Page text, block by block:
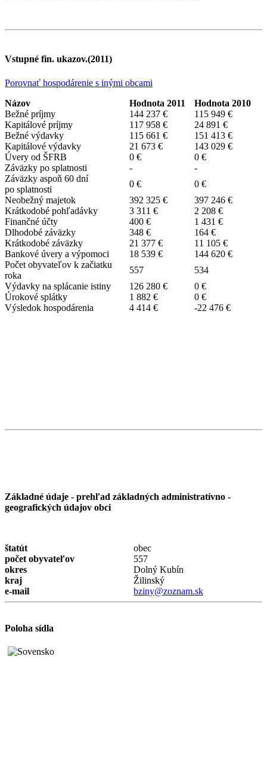
Vstupné fin. ukazov.(2011)
Porovnať hospodárenie s inými obcami
Názov
Hodnota 2011
Hodnota 2010
Bežné príjmy
144 237 €
115 949 €
Kapitálové príjmy
117 958 €
24 891 €
Bežné výdavky
115 661 €
151 413 €
Kapitálové výdavky
21 673 €
143 029 €
Úvery od ŠFRB
0 €
0 €
Záväzky po splatnosti
-
-
Záväzky aspoň 60 dní
po splatnosti
0 €
0 €
Neobežný majetok
392 325 €
397 246 €
Krátkodobé pohľadávky
3 311 €
2 208 €
Finančné účty
400 €
1 431 €
Dlhodobé záväzky
348 €
164 €
Krátkodobé záväzky
21 377 €
11 105 €
Bankové úvery a výpomoci
18 539 €
144 620 €
Počet obyvateľov k začiatku
roka
557
534
Výdavky na splácanie istiny
126 280 €
0 €
Úrokové splátky
1 882 €
0 €
Výsledok hospodárenia
4 414 € -22 476 €
Základné údaje - prehľad základných administratívno -
geografických údajov obci
štatút
obec
počet obyvateľov
557
okres
Dolný Kubín
kraj
Žilinský
e-mail
bziny@zoznam.sk
Poloha sídla